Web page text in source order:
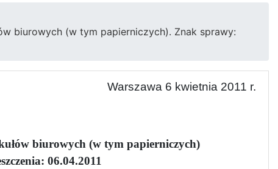
biurowych (w tym papierniczych). Znak sprawy:
Warszawa 6 kwietnia 2011 r.
biurowych (w tym papierniczych)
06.04.2011